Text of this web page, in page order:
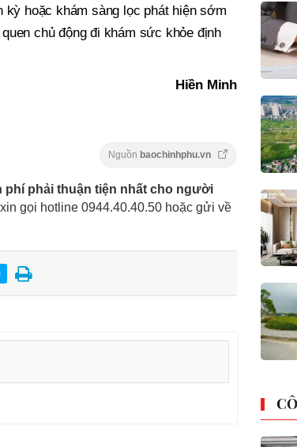
hoặc khám sàng lọc phát hiện sớm
chủ động đi khám sức khỏe định
Hiền Minh
Nguồn baochinhphu.vn
phải thuận tiện nhất cho người
gọi hotline 0944.40.40.50 hoặc gửi về